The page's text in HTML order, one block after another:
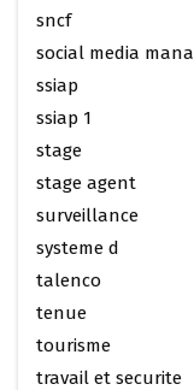
sncf
social media
ssiap
ssiap 1
stage
stage agent
surveillance
systeme d
talenco
tenue
tourisme
travail et securite